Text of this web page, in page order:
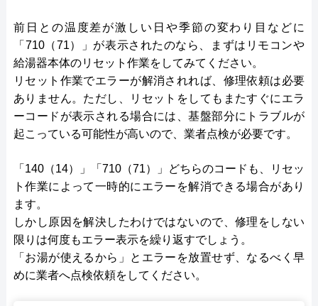
前日との温度差が激しい日や季節の変わり目などに
「710（71）」が表示されたのなら、まずはリモコンや
給湯器本体のリセット作業をしてみてください。
リセット作業でエラーが解消されれば、修理依頼は必要
ありません。ただし、リセットをしてもまたすぐにエラ
ーコードが表示される場合には、基盤部分にトラブルが
起こっている可能性が高いので、業者点検が必要です。
「140（14）」「710（71）」どちらのコードも、リセッ
ト作業によって一時的にエラーを解消できる場合があり
ます。
しかし原因を解決したわけではないので、修理をしない
限りは何度もエラー表示を繰り返すでしょう。
「お湯が使えるから」とエラーを放置せず、なるべく早
めに業者へ点検依頼をしてください。